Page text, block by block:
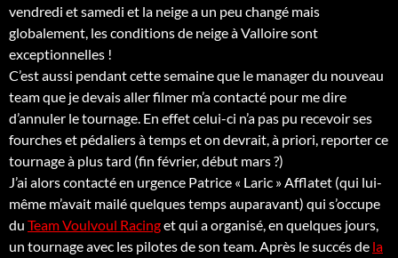
vendredi et samedi et la neige a un peu changé mais
globalement, les conditions de neige à Valloire sont
exceptionnelles !
C’est aussi pendant cette semaine que le manager du nouveau
team que je devais aller filmer m’a contacté pour me dire
d’annuler le tournage. En effet celui-ci n’a pas pu recevoir ses
fourches et pédaliers à temps et on devrait, à priori, reporter ce
tournage à plus tard (fin février, début mars ?)
J’ai alors contacté en urgence Patrice « Laric » Afflatet (qui lui-
même m’avait mailé quelques temps auparavant) qui s’occupe
du Team Voulvoul Racinget qui a organisé, en quelques jours,
un tournage avec les pilotes de son team. Après le succés de la